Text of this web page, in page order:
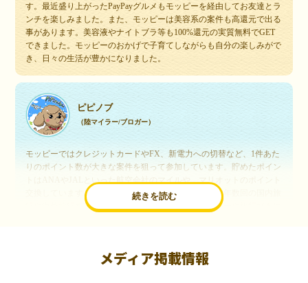
す。最近盛り上がったPayPayグルメもモッピーを経由してお友達とラ
ンチを楽しみました。また、モッピーは美容系の案件も高還元で出る
事があります。美容液やナイトブラ等も100%還元の実質無料でGET
できました。モッピーのおかげで子育てしながらも自分の楽しみがで
き、日々の生活が豊かになりました。
続きを読む
ピピノブ
（陸マイラー/ブロガー）
モッピーではクレジットカードやFX、新電力への切替など、1件あた
りのポイント数が大きな案件を狙って参加しています。貯めたポイン
交換しています。このようにすることで、ほぼ無料で年数回の国内旅
行や海外旅行を実現しています。モッピーは陸マイラーや旅行好きに
いつものネットショッピングが、モッピーでお得
メディア掲載情報